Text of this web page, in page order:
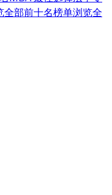
部前十名榜单浏览全